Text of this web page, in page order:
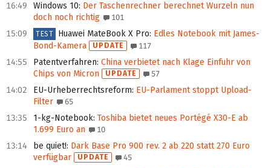
16:49 Windows 10: Der Taschenrechner berechnet Wurzeln nun
doch noch richtig
101
15:09 TEST Huawei MateBook X Pro: Edles Notebook mit James-
Bond-Kamera
UPDATE 117
14:55 Patentverfahren: China verbietet nach Klage Einfuhr von
Chips von Micron
UPDATE 57
14:02 EU-Urheberrechtsreform: EU-Parlament stoppt Upload-
Filter
65
13:35 1-kg-Notebook: Toshiba bietet neues Portégé X30-E ab
1.699 Euro an
10
13:14 be quiet!: Dark Base Pro 900 rev. 2 ab 220 statt 270 Euro
verfügbar
UPDATE 45